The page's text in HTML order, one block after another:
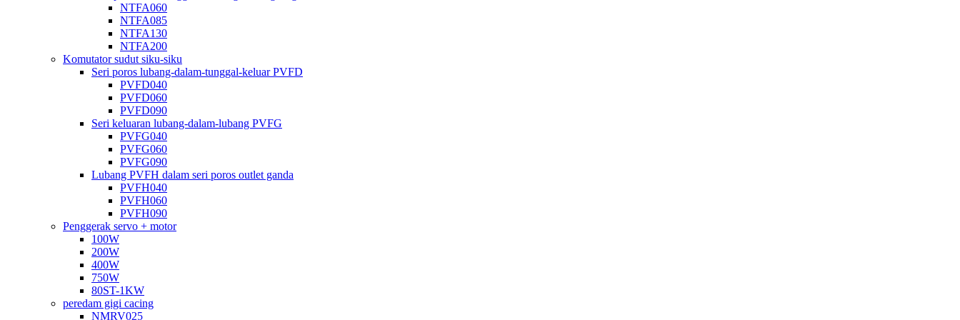
NTFA060
NTFA085
NTFA130
NTFA200
Komutator sudut siku-siku
Seri poros lubang-dalam-tunggal-keluar PVFD
PVFD040
PVFD060
PVFD090
Seri keluaran lubang-dalam-lubang PVFG
PVFG040
PVFG060
PVFG090
Lubang PVFH dalam seri poros outlet ganda
PVFH040
PVFH060
PVFH090
Penggerak servo + motor
100W
200W
400W
750W
80ST-1KW
peredam gigi cacing
NMRV025